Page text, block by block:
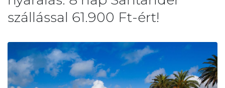
szállással 61.900 Ft-ért!